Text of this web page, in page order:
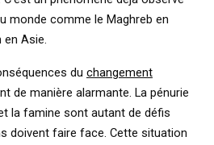
monde comme le Maghreb en
en Asie.
du changement
de manière alarmante. La pénurie
la famine sont autant de défis
doivent faire face. Cette situation